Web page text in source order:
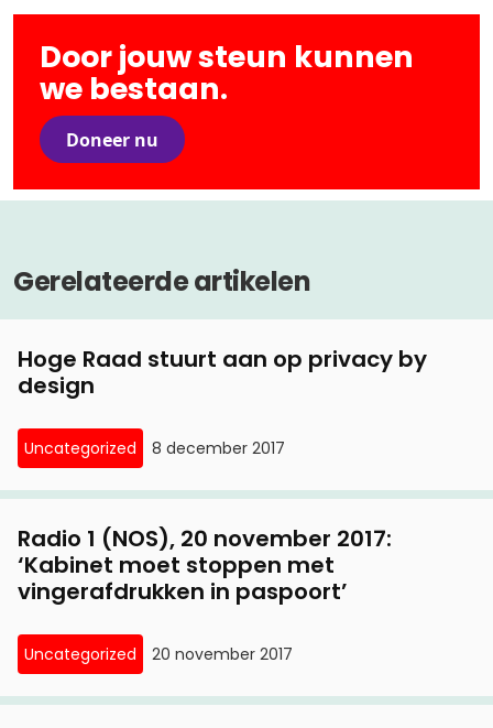
Door jouw steun kunnen
we bestaan.
Doneer nu
Gerelateerde artikelen
Hoge Raad stuurt aan op privacy by
design
Uncategorized 8 december 2017
Radio 1 (NOS), 20 november 2017:
‘Kabinet moet stoppen met
vingerafdrukken in paspoort’
Uncategorized 20 november 2017